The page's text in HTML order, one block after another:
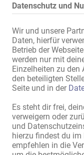
Datenschutz und
Wir und unsere
Daten, hierfür
Betrieb der
werden nur mit
Einzelheiten zu den
den beteiligten
Seite und in der
Es steht dir frei,
verweigern oder
und
hierzu findest du im
empfehlen in die